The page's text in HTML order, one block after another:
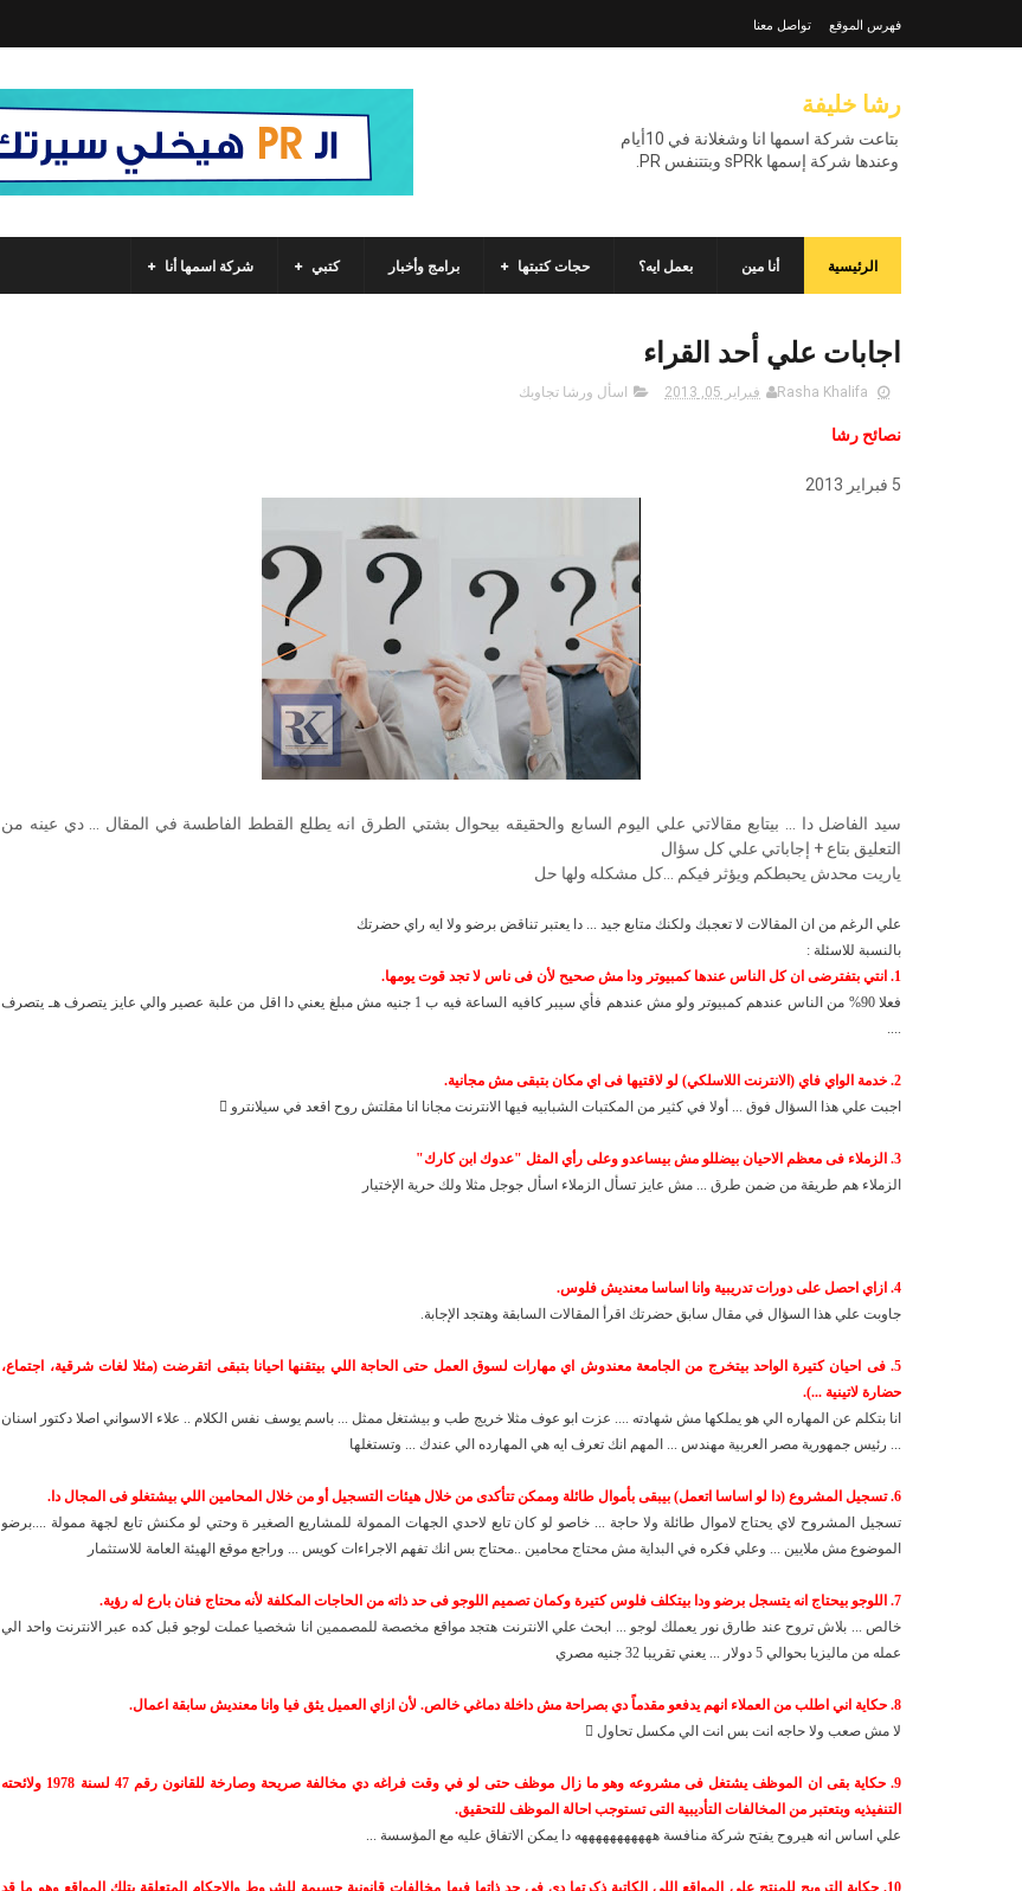
فهرس الموقع تواصل معنا
رشا خليفة
بتاعت شركة اسمها انا وشغلانة في 10أيام
وعندها شركة إسمها sPRk وبتتنفس PR.
الرئيسية أنا مين بعمل ايه؟ حجات كتبتها برامج وأخبار كتبي شركة اسمها أنا
اجابات علي أحد القراء
Rasha Khalifa فبراير 05, 2013 اسأل ورشا تجاوبك
نصائح رشا
5 فبراير 2013
سيد الفاضل دا ... بيتابع مقالاتي علي اليوم السابع والحقيقه بيحوال بشتي الطرق انه يطلع القطط الفاطسة في المقال ... دي عينه من
التعليق بتاع + إجاباتي علي كل سؤال
ياريت محدش يحبطكم ويؤثر فيكم ...كل مشكله ولها حل
علي الرغم من ان المقالات لا تعجبك ولكنك متابع جيد ... دا يعتبر تناقض برضو ولا ايه راي حضرتك
بالنسبة للاسئلة :
1. انتي بتفترضى ان كل الناس عندها كمبيوتر ودا مش صحيح لأن فى ناس لا تجد قوت يومها.
فعلا 90% من الناس عندهم كمبيوتر ولو مش عندهم فأي سيبر كافيه الساعة فيه ب 1 جنيه مش مبلغ يعني دا اقل من علبة عصير والي عايز يتصرف هـ يتصرف
....
2. خدمة الواي فاي (الانترنت اللاسلكي) لو لاقتيها فى اي مكان بتبقى مش مجانية.
اجبت علي هذا السؤال فوق ... أولا في كثير من المكتبات الشبابيه فيها الانترنت مجانا انا مقلتش روح اقعد في سيلانترو 
3. الزملاء فى معظم الاحيان بيضللو مش بيساعدو وعلى رأي المثل "عدوك ابن كارك"
الزملاء هم طريقة من ضمن طرق ... مش عايز تسأل الزملاء اسأل جوجل مثلا ولك حرية الإختيار
4. ازاي احصل على دورات تدريبية وانا اساسا معنديش فلوس.
جاوبت علي هذا السؤال في مقال سابق حضرتك اقرأ المقالات السابقة وهتجد الإجابة.
5. فى احيان كتيرة الواحد بيتخرج من الجامعة معندوش اي مهارات لسوق العمل حتى الحاجة اللي بيتقنها احيانا بتبقى اتقرضت (مثلا لغات شرقية، اجتماع،
حضارة لاتينية ...).
انا بتكلم عن المهاره الي هو يملكها مش شهادته .... عزت ابو عوف مثلا خريج طب و بيشتغل ممثل ... باسم يوسف نفس الكلام .. علاء الاسواني اصلا دكتور اسنان
... رئيس جمهورية مصر العربية مهندس ... المهم انك تعرف ايه هي المهارده الي عندك ... وتستغلها
6. تسجيل المشروع (دا لو اساسا اتعمل) بيبقى بأموال طائلة وممكن تتأكدى من خلال هيئات التسجيل أو من خلال المحامين اللي بيشتغلو فى المجال دا.
تسجيل المشروح لاي يحتاج لاموال طائلة ولا حاجة ... خاصو لو كان تابع لاحدي الجهات الممولة للمشاريع الصغير ة وحتي لو مكنش تابع لجهة ممولة ....برضو
الموضوع مش ملايين ... وعلي فكره في البداية مش محتاج محامين ..محتاج بس انك تفهم الاجراءات كويس ... وراجع موقع الهيئة العامة للاستثمار
7. اللوجو بيحتاج انه يتسجل برضو ودا بيتكلف فلوس كتيرة وكمان تصميم اللوجو فى حد ذاته من الحاجات المكلفة لأنه محتاج فنان بارع له رؤية.
خالص ... بلاش تروح عند طارق نور يعملك لوجو ... ابحث علي الانترنت هتجد مواقع مخصصة للمصممين انا شخصيا عملت لوجو قبل كده عبر الانترنت واحد الي
عمله من ماليزيا بحوالي 5 دولار ... يعني تقريبا 32 جنيه مصري
8. حكاية اني اطلب من العملاء انهم يدفعو مقدماً دي بصراحة مش داخلة دماغي خالص. لأن ازاي العميل يثق فيا وانا معنديش سابقة اعمال.
لا مش صعب ولا حاجه انت بس انت الي مكسل تحاول 
9. حكاية بقى ان الموظف يشتغل فى مشروعه وهو ما زال موظف حتى لو في وقت فراغه دي مخالفة صريحة وصارخة للقانون رقم 47 لسنة 1978 ولائحته
التنفيذيه وبتعتبر من المخالفات التأديبية التى تستوجب احالة الموظف للتحقيق.
علي اساس انه هيروح يفتح شركة منافسة هههههههههههه دا يمكن الاتفاق عليه مع المؤسسة ...
10. حكاية الترويج للمنتج على المواقع اللى الكاتبة ذكرتها دي فى حد ذاتها فيها مخالفات قانونية جسيمة للشروط والاحكام المتعلقة بتلك المواقع وهو ما قد